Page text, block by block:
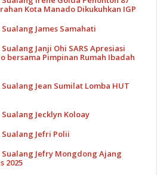
Kota Manado Dikukuhkan IGP
James Samahati
Janji Ohi SARS Apresiasi
bersama Pimpinan Rumah Ibadah
Jean Sumilat Lomba HUT
Jecklyn Koloay
Jefri Polii
Jefry Mongdong Ajang
2025